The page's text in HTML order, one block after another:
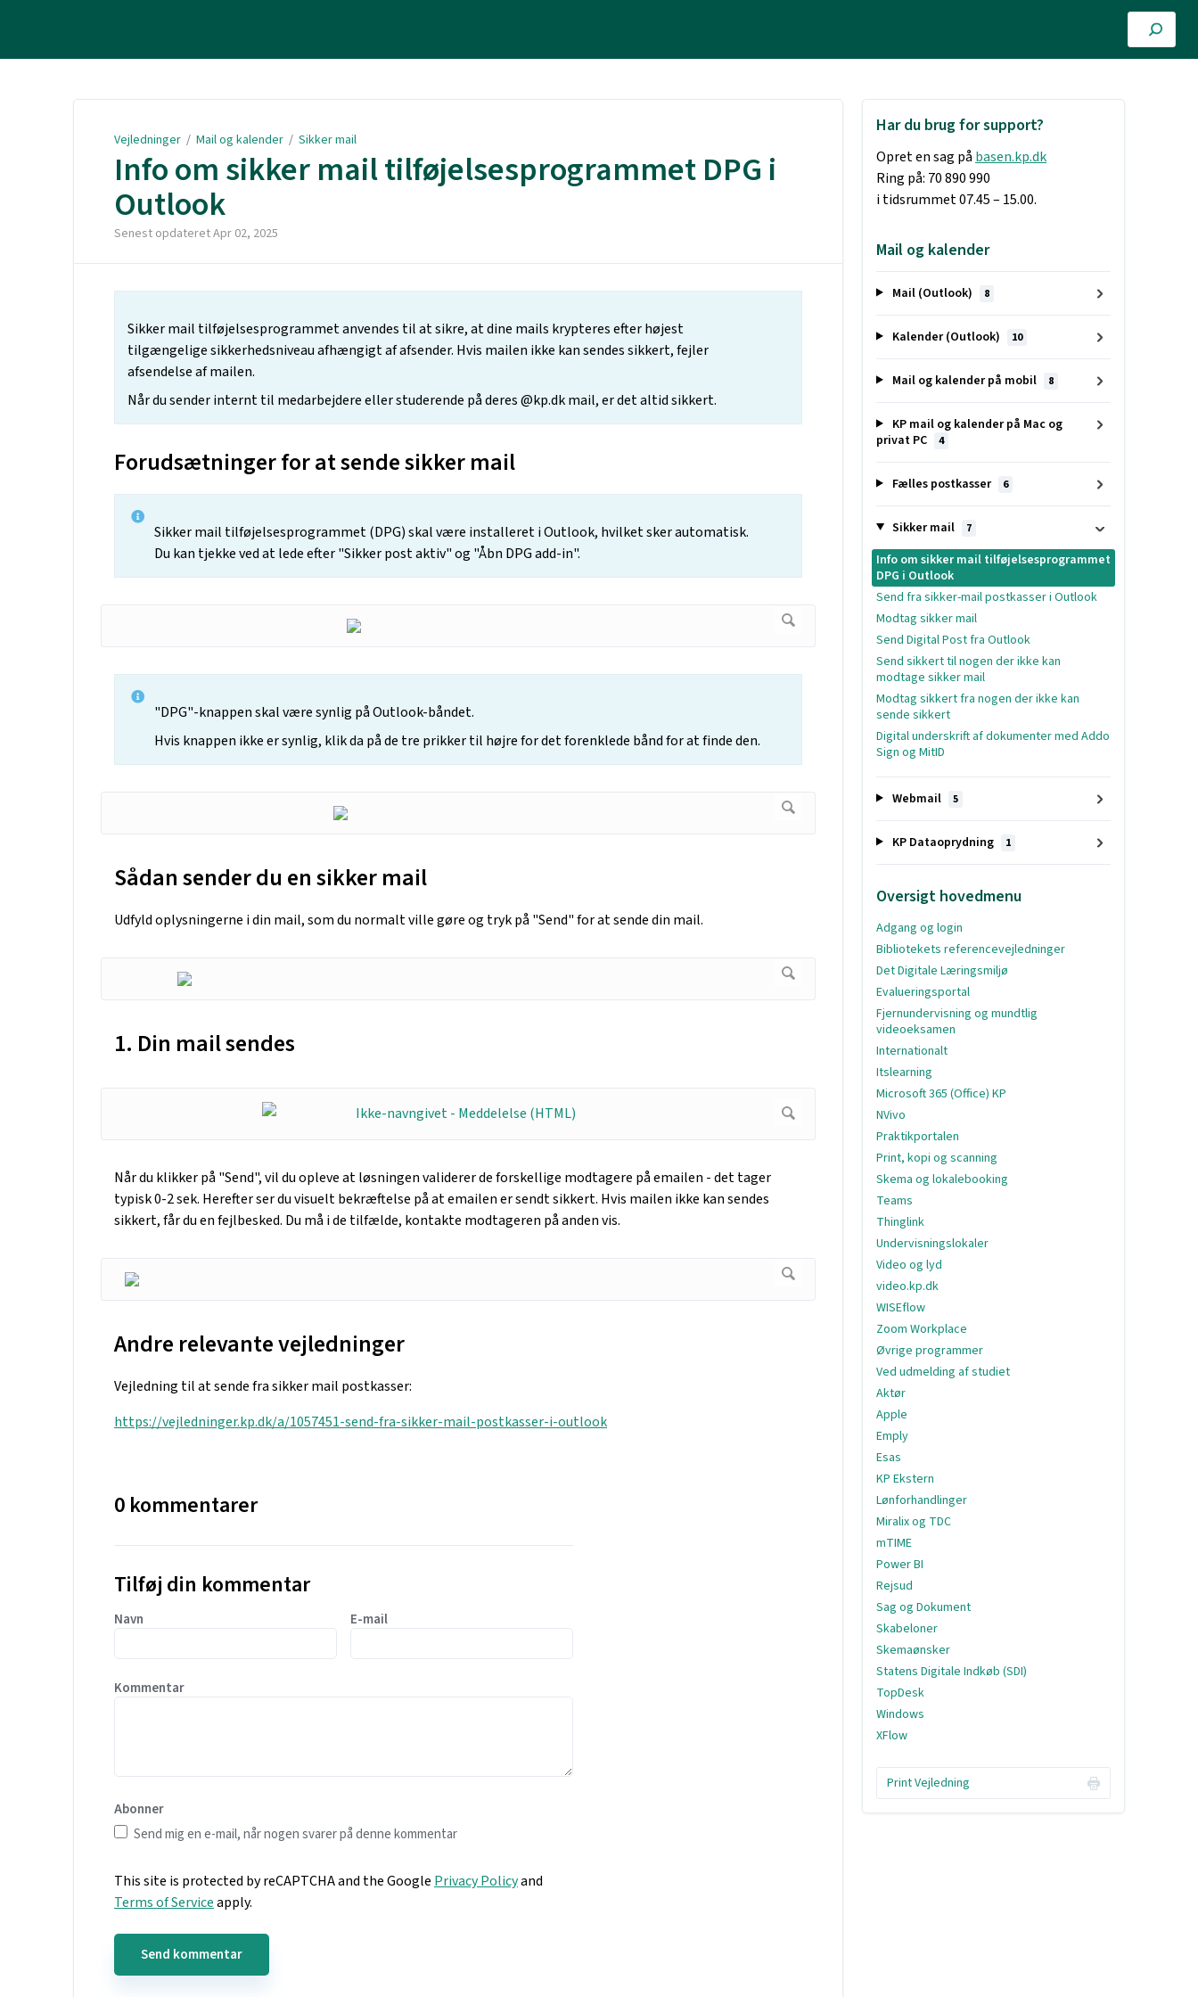
Vejledninger / Mail og kalender / Sikker mail
Info om sikker mail tilføjelsesprogrammet DPG i
Outlook
Senest opdateretApr 02, 2025
Sikker mail tilføjelsesprogrammet anvendes til at sikre, at dine mails krypteres efter højest
tilgængelige sikkerhedsniveau afhængigt af afsender. Hvis mailen ikke kan sendes sikkert, fejler
afsendelse af mailen.
Når du sender internt til medarbejdere eller studerende på deres @kp.dk mail, er det altid sikkert.
Forudsætninger for at sende sikker mail
Sikker mail tilføjelsesprogrammet (DPG) skal være installeret i Outlook, hvilket sker automatisk.
Du kan tjekke ved at lede efter "Sikker post aktiv" og "Åbn DPG add-in".
"DPG"-knappen skal være synlig på Outlook-båndet.
Hvis knappen ikke er synlig, klik da på de tre prikker til højre for det forenklede bånd for at finde den.
Sådan sender du en sikker mail
Udfyld oplysningerne i din mail, som du normalt ville gøre og tryk på "Send" for at sende din mail.
1. Din mail sendes
Når du klikker på "Send", vil du opleve at løsningen validerer de forskellige modtagere på emailen - det tager
typisk 0-2 sek. Herefter ser du visuelt bekræftelse på at emailen er sendt sikkert. Hvis mailen ikke kan sendes
sikkert, får du en fejlbesked. Du må i de tilfælde, kontakte modtageren på anden vis.
Andre relevante vejledninger
Vejledning til at sende fra sikker mail postkasser:
https://vejledninger.kp.dk/a/1057451-send-fra-sikker-mail-postkasser-i-outlook
0 kommentarer
Tilføj din kommentar
Navn E-mail
Kommentar
Abonner
Send mig en e-mail, når nogen svarer på denne kommentar
This site is protected by reCAPTCHA and the Google Privacy Policyand
Terms of Serviceapply.
Har du brug for support?
Opret en sag på basen.kp.dk
Ring på: 70 890 990
i tidsrummet 07.45 – 15.00.
Mail og kalender
Mail (Outlook) 8
Kalender (Outlook) 10
Mail og kalender på mobil 8
KP mail og kalender på Mac og
privat PC
4
Fælles postkasser 6
Sikker mail 7
Info om sikker mail tilføjelsesprogrammet
DPG i Outlook
Send fra sikker-mail postkasser i Outlook
Modtag sikker mail
Send Digital Post fra Outlook
Send sikkert til nogen der ikke kan
modtage sikker mail
Modtag sikkert fra nogen der ikke kan
sende sikkert
Digital underskrift af dokumenter med Addo
Sign og MitID
Webmail 5
KP Dataoprydning 1
Oversigt hovedmenu
Adgang og login
Bibliotekets referencevejledninger
Det Digitale Læringsmiljø
Evalueringsportal
Fjernundervisning og mundtlig
videoeksamen
Internationalt
Itslearning
Microsoft 365 (Office) KP
NVivo
Praktikportalen
Print, kopi og scanning
Skema og lokalebooking
Teams
Thinglink
Undervisningslokaler
Video og lyd
video.kp.dk
WISEflow
Zoom Workplace
Øvrige programmer
Ved udmelding af studiet
Aktør
Apple
Emply
Esas
KP Ekstern
Lønforhandlinger
Miralix og TDC
mTIME
Power BI
Rejsud
Sag og Dokument
Skabeloner
Skemaønsker
Statens Digitale Indkøb (SDI)
TopDesk
Windows
XFlow
Print Vejledning